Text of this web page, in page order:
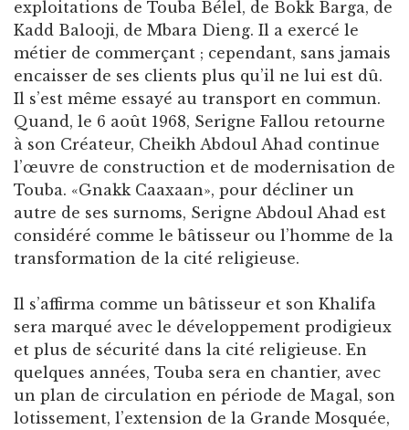
exploitations de Touba Bélel, de Bokk Barga, de
Kadd Balooji, de Mbara Dieng. Il a exercé le
métier de commerçant ; cependant, sans jamais
encaisser de ses clients plus qu’il ne lui est dû.
Il s’est même essayé au transport en commun.
Quand, le 6 août 1968, Serigne Fallou retourne
à son Créateur, Cheikh Abdoul Ahad continue
l’œuvre de construction et de modernisation de
Touba. «Gnakk Caaxaan», pour décliner un
autre de ses surnoms, Serigne Abdoul Ahad est
considéré comme le bâtisseur ou l’homme de la
transformation de la cité religieuse.
Il s’affirma comme un bâtisseur et son Khalifa
sera marqué avec le développement prodigieux
et plus de sécurité dans la cité religieuse. En
quelques années, Touba sera en chantier, avec
un plan de circulation en période de Magal, son
lotissement, l’extension de la Grande Mosquée,